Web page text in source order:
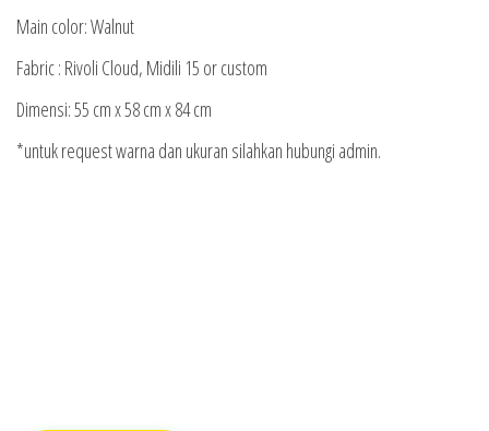
Main color: Walnut
Fabric : Rivoli Cloud, Midili 15 or custom
Dimensi: 55 cm x 58 cm x 84 cm
*untuk request warna dan ukuran silahkan hubungi admin.